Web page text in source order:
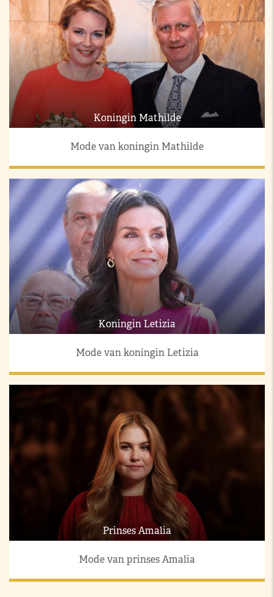
Koningin Mathilde
Mode van koningin Mathilde
Koningin Letizia
Mode van koningin Letizia
Prinses Amalia
Mode van prinses Amalia